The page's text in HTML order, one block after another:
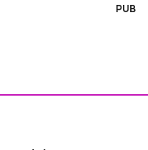
PUB